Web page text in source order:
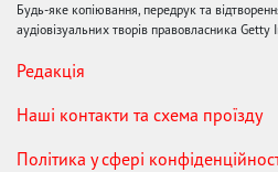
Будь-яке копіювання, передрук та
аудіовізуальних творів правовласника Getty
Редакція
Наші контакти та схема проїзду
Політика у сфері